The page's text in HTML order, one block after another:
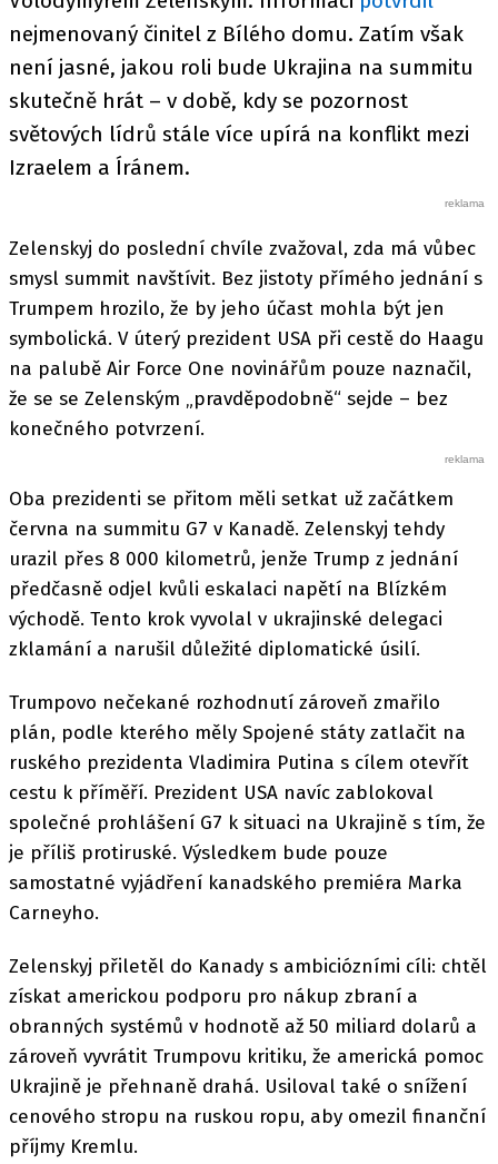
nejmenovaný činitel z Bílého domu. Zatím však
není jasné, jakou roli bude Ukrajina na summitu
skutečně hrát – v době, kdy se pozornost
světových lídrů stále více upírá na konflikt mezi
Izraelem a Íránem.
Zelenskyj do poslední chvíle zvažoval, zda má vůbec
smysl summit navštívit. Bez jistoty přímého jednání s
Trumpem hrozilo, že by jeho účast mohla být jen
symbolická. V úterý prezident USA při cestě do Haagu
na palubě Air Force One novinářům pouze naznačil,
že se se Zelenským „pravděpodobně“ sejde – bez
konečného potvrzení.
Oba prezidenti se přitom měli setkat už začátkem
června na summitu G7 v Kanadě. Zelenskyj tehdy
urazil přes 8 000 kilometrů, jenže Trump z jednání
předčasně odjel kvůli eskalaci napětí na Blízkém
východě. Tento krok vyvolal v ukrajinské delegaci
zklamání a narušil důležité diplomatické úsilí.
Trumpovo nečekané rozhodnutí zároveň zmařilo
plán, podle kterého měly Spojené státy zatlačit na
ruského prezidenta Vladimira Putina s cílem otevřít
cestu k příměří. Prezident USA navíc zablokoval
společné prohlášení G7 k situaci na Ukrajině s tím, že
je příliš protiruské. Výsledkem bude pouze
samostatné vyjádření kanadského premiéra Marka
Carneyho.
Zelenskyj přiletěl do Kanady s ambiciózními cíli: chtěl
získat americkou podporu pro nákup zbraní a
obranných systémů v hodnotě až 50 miliard dolarů a
zároveň vyvrátit Trumpovu kritiku, že americká pomoc
Ukrajině je přehnaně drahá. Usiloval také o snížení
cenového stropu na ruskou ropu, aby omezil finanční
příjmy Kremlu.